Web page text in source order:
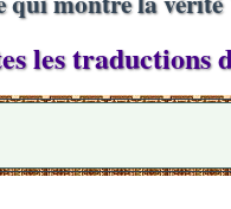
les traductions